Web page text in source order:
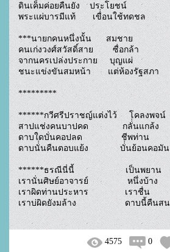
ดินเค็มค่อยคืนยัง    ประโยชน์
พระแผ่บารมีแท้       เขื่่อนใช้ทดชล
***นายกคนหนึ่งนั้น      สมชาย
คนเก่งวงศ์สวัสดิ์สาย        ซื่อกล้า
จากนครเปล่งประกาย     บุญแผ่
ชนะแข่งขันสมหน้า       แต่ห้องรัฐสภา
*********
******กวีศรีปราชญ์แต่งไว้     โคลงพจน์
สาปแช่งคนบาปคด              กลั่่นแกล้ง
ดาบใดบั่นคอปลด                ชีพท่าน
ดาบนั่่นคืนตอบแย้ง             บั่่นย้อนคอมัน
******ธรณีนี่นี้                     เป็นพยาน
เรานั่นศิษย์อาจารย์                หนึ่งบ้าง
เราผิดท่านประหาร               เราชื่น
4575 0